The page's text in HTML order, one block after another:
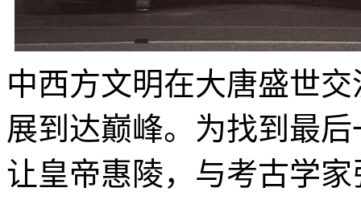
中西方文明在大唐盛世
展到达巅峰。为找到最
让皇帝惠陵，与考古学